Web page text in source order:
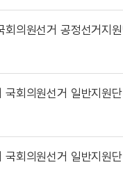
회의원선거 공정선거지
국회의원선거 일반지원
회의원선거 일반지원단 면접대